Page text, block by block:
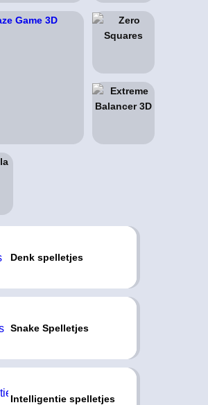
Denk spelletjes
Snake Spelletjes
Intelligentie spelletjes